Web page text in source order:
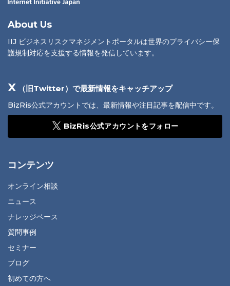
About Us
IIJ ビジネスリスクマネジメントポータルは世界のプライバシー保
護規制対応を支援する情報を発信しています。
X （旧Twitter）で最新情報をキャッチアップ
BizRis公式アカウントでは、最新情報や注目記事を配信中です。
BizRis公式アカウントをフォロー
コンテンツ
オンライン相談
ニュース
ナレッジベース
質問事例
セミナー
ブログ
初めての方へ